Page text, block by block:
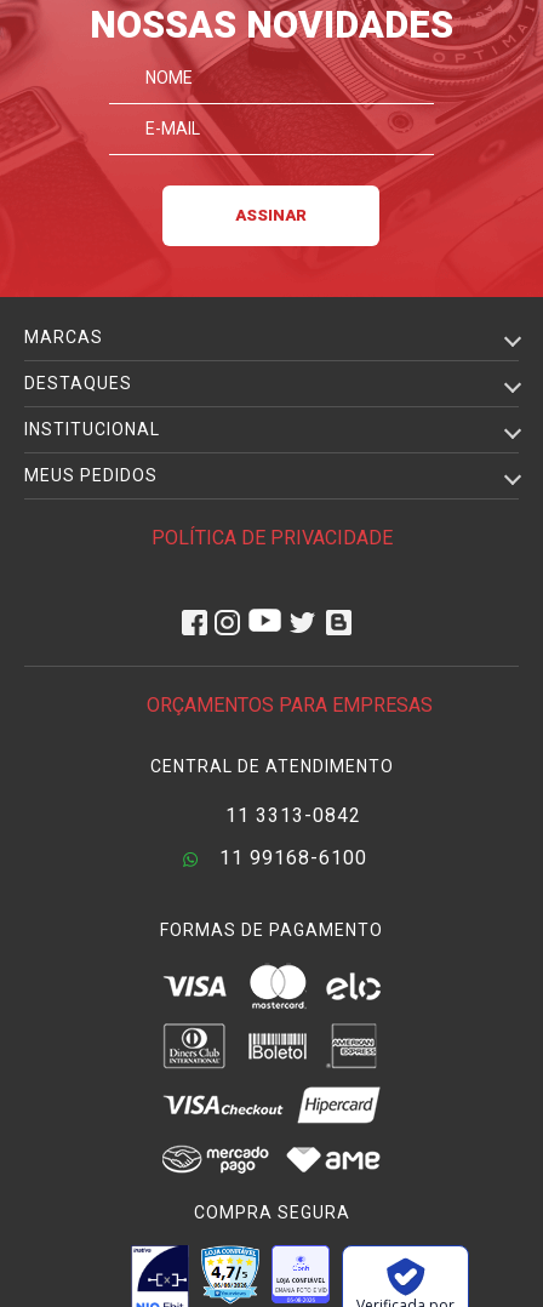
NOSSAS NOVIDADES
MARCAS
DESTAQUES
INSTITUCIONAL
MEUS PEDIDOS
POLÍTICA DE PRIVACIDADE
ORÇAMENTOS PARA EMPRESAS
CENTRAL DE ATENDIMENTO
11 3313-0842
11 99168-6100
FORMAS DE PAGAMENTO
COMPRA SEGURA